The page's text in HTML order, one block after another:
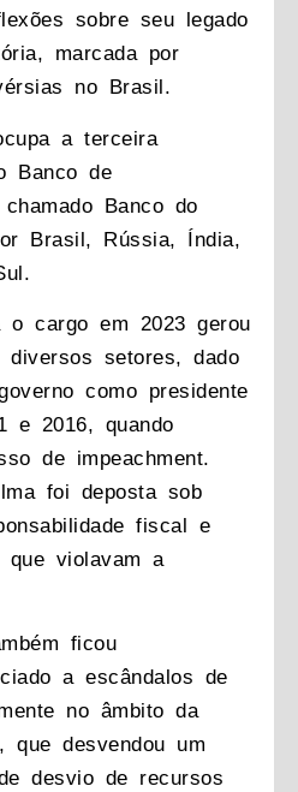
sobre seu legado
marcada por
no Brasil.
a terceira
Banco de
Banco do
Brasil, Rússia, Índia,
o cargo em 2023 gerou
setores, dado
como presidente
e 2016, quando
de impeachment.
foi deposta sob
fiscal e
que violavam a
ficou
a escândalos de
no âmbito da
que desvendou um
desvio de recursos